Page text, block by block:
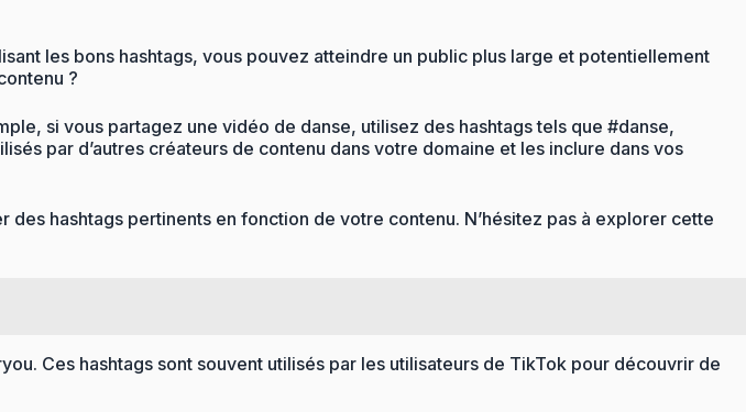
les bons hashtags, vous pouvez atteindre un public plus large et potentiellement
?
si vous partagez une vidéo de danse, utilisez des hashtags tels que #danse,
par d’autres créateurs de contenu dans votre domaine et les inclure dans vos
hashtags pertinents en fonction de votre contenu. N’hésitez pas à explorer cette
Ces hashtags sont souvent utilisés par les utilisateurs de TikTok pour découvrir de